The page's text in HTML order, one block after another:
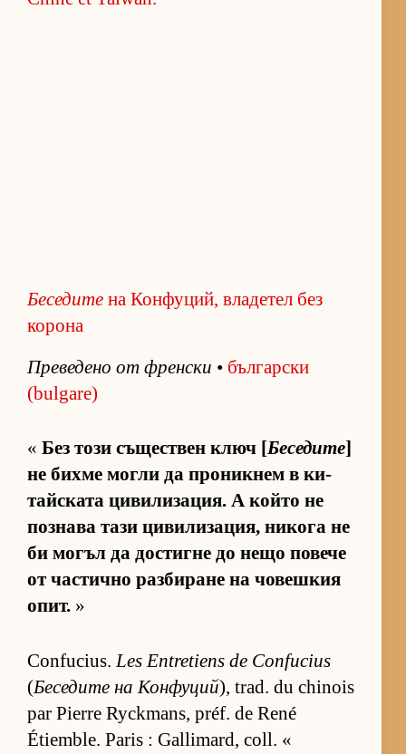
Беседите на Конфуций, владетел без
корона
Пре­ве­дено от френ­ски • бъл­гар­ски
(bulgare)
« Без този съ­щес­т­вен ключ [Беседите]
не бихме могли да про­ник­нем в ки­
тайс­ката ци­ви­ли­за­ция. А който не
поз­нава тази ци­ви­ли­за­ция, ни­кога не
би мо­гъл да дос­тигне до нещо по­вече
от час­тично раз­би­ране на чо­веш­кия
опит. »
Confucius.Les Entretiens de Confucius
(Бе­се­дите на Кон­фу­ций), trad. du chinois
par Pierre Ryckmans, préf. de René
Étiemble. Paris : Gallimard, coll. «